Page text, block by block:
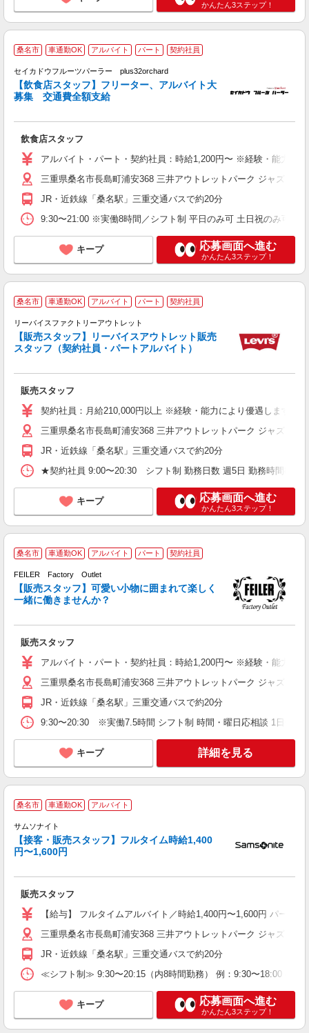
かんたん3ステップ！
桑名市 車通勤OK アルバイト パート 契約社員
セイカドウフルーツパーラー plus32orchard
【飲食店スタッフ】フリーター、アルバイト大
募集 交通費全額支給
飲食店スタッフ
アルバイト・パート・契約社員：時給1,200円〜 ※経験・能力に
三重県桑名市長島町浦安368 三井アウトレットパーク ジャズドリ
JR・近鉄線「桑名駅」三重交通バスで約20分
9:30〜21:00 ※実働8時間／シフト制 平日のみ可 土日祝のみ可 時
キープ 応募画面へ進む
かんたん3ステップ！
桑名市 車通勤OK アルバイト パート 契約社員
リーバイスファクトリーアウトレット
【販売スタッフ】リーバイスアウトレット販売
スタッフ（契約社員・パートアルバイト）
販売スタッフ
契約社員：月給210,000円以上 ※経験・能力により優遇します。
三重県桑名市長島町浦安368 三井アウトレットパーク ジャズドリ
JR・近鉄線「桑名駅」三重交通バスで約20分
★契約社員 9:00〜20:30 シフト制 勤務日数 週5日 勤務時間8時
キープ 応募画面へ進む
かんたん3ステップ！
桑名市 車通勤OK アルバイト パート 契約社員
FEILER Factory Outlet
【販売スタッフ】可愛い小物に囲まれて楽しく
一緒に働きませんか？
販売スタッフ
アルバイト・パート・契約社員：時給1,200円〜 ※経験・能力に
三重県桑名市長島町浦安368 三井アウトレットパーク ジャズドリ
JR・近鉄線「桑名駅」三重交通バスで約20分
9:30〜20:30 ※実働7.5時間 シフト制 時間・曜日応相談 1日6.5時
キープ 詳細を見る
桑名市 車通勤OK アルバイト
サムソナイト
【接客・販売スタッフ】フルタイム時給1,400
円〜1,600円
販売スタッフ
【給与】 フルタイムアルバイト／時給1,400円〜1,600円 パー
三重県桑名市長島町浦安368 三井アウトレットパーク ジャズドリ
JR・近鉄線「桑名駅」三重交通バスで約20分
≪シフト制≫ 9:30〜20:15（内8時間勤務） 例：9:30〜18:00 or
キープ 応募画面へ進む
かんたん3ステップ！